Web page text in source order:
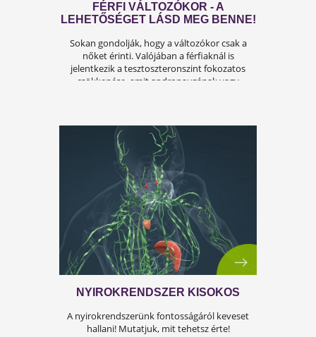
ÍGY KERÜLD EL AZ
ISKOLAKEZDÉSI ŐRÜLETET!
Az iskolakezdés sok családban nem
örömteli új kezdet, hanem egy stresszes
átállás. Ugyanakkor lehet jól csinálni!
Olvass tovább a tippekért!